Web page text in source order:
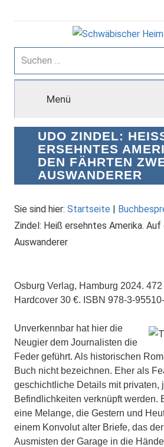
Inhalt
Schwäbischer
Heimatbund
Suchen
nach:
Menü
UDO ZINDEL: HEISS
RSEHNTES
EN FÄHRTEN
USWANDERER
Sie sind hier: Startseite |
Zindel: Heiß ersehntes Amerika.
Auswanderer
Osburg Verlag, Hamburg 2024.
Hardcover 30 €. ISBN 978-3-
Unverkennbar hat hier die
Neugier dem Journalisten die
Feder geführt. Als historischen
Buch nicht bezeichnen. Eher als
geschichtliche Details mit privaten,
Befindlichkeiten verknüpft werden.
eine Melange, die Gestern und
einem Konvolut alter Briefe, das
Ausmisten der Garage in die